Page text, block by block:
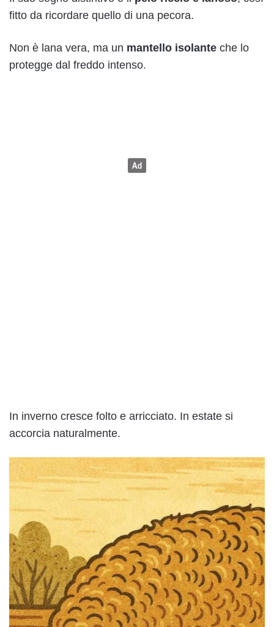
fitto da ricordare quello di una pecora.
Non è lana vera, ma un mantello isolante che lo
protegge dal freddo intenso.
In inverno cresce folto e arricciato. In estate si
accorcia naturalmente.